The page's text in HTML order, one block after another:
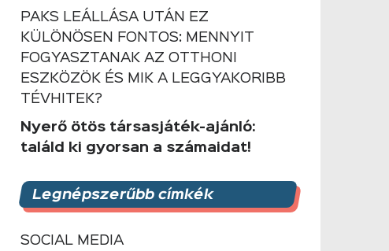
PAKS LEÁLLÁSA UTÁN EZ
KÜLÖNÖSEN FONTOS: MENNYIT
FOGYASZTANAK AZ OTTHONI
ESZKÖZÖK ÉS MIK A LEGGYAKORIBB
TÉVHITEK?
Nyerő ötös társasjáték-ajánló:
találd ki gyorsan a számaidat!
Legnépszerűbb címkék
SOCIAL MEDIA